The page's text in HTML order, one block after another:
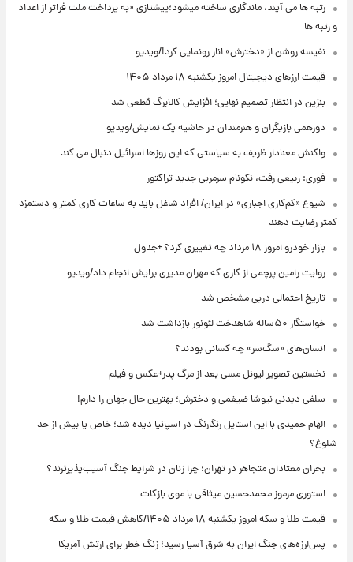
رتبه ها می آیند، ماندگاری ساخته میشود؛پیشتازی «به پرداخت ملت فراتر از اعداد
و رتبه ها
نفیسه روشن از «دخترش» انار رونمایی کرد!/ویدیو
قیمت ارزهای دیجیتال امروز یکشنبه ۱۸ مرداد ۱۴۰۵
بنزین در انتظار تصمیم نهایی؛ افزایش کالابرگ قطعی شد
دورهمی بازیگران و هنرمندان در حاشیه یک نمایش/ویدیو
واکنش معنادار ظریف به سیاستی که این روزها اسرائیل دنبال می کند
فوری: ربیعی رفت، نکونام سرمربی جدید تراکتور
شیوع «کم‌کاری اجباری» در ایران/ افراد شاغل باید به ساعات کاری کمتر و دستمزد
کمتر رضایت دهند
بازار خودرو امروز ۱۸ مرداد چه تغییری کرد؟ +جدول
روایت رامین پرچمی از کاری که مهران مدیری برایش انجام داد/ویدیو
تاریخ احتمالی دربی مشخص شد
خواستگار ۵۰ساله شاهدخت لئونور بازداشت شد
انسان‌های «سگ‌سر» چه کسانی بودند؟
نخستین تصویر لیونل مسی بعد از مرگ پدر+عکس و فیلم
سلفی دیدنی نیوشا ضیغمی و دخترش؛ بهترین حال جهان را دارم!
الهام حمیدی با این استایل رنگارنگ در اسپانیا دیده شد؛ خاص یا بیش از حد
شلوغ؟
بحران معتادان متجاهر در تهران؛ چرا زنان در شرایط جنگ آسیب‌پذیرترند؟
استوری مرموز محمدحسین میثاقی با موی بازکات
قیمت طلا و سکه امروز یکشنبه ۱۸ مرداد ۱۴۰۵/کاهش قیمت طلا و سکه
پس‌لرزه‌های جنگ ایران به شرق آسیا رسید؛ زنگ خطر برای ارتش آمریکا